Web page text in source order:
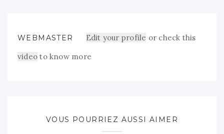
WEBMASTER Edit your profile or check this
video to know more
VOUS POURRIEZ AUSSI AIMER